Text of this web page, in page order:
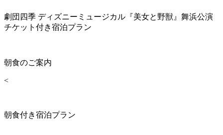
劇団四季 ディズニーミュージカル『美女と野獣』舞浜公演
チケット付き宿泊プラン
朝食のご案内
<
朝食付き宿泊プラン